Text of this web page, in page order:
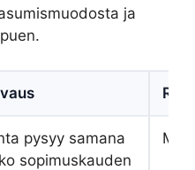
ja
pysyy samana
sopimuskauden